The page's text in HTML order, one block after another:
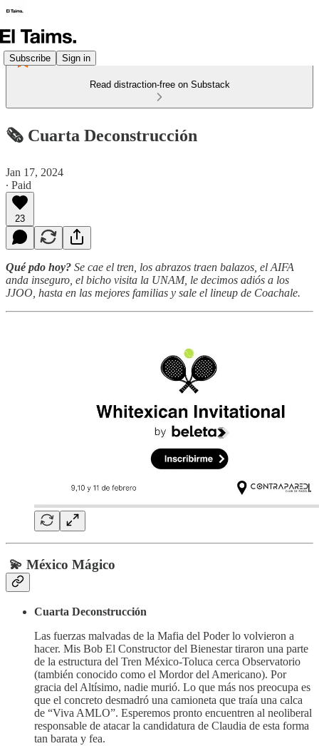
Subscribe Sign in
Read distraction-free on Substack
🗞️ Cuarta Deconstrucción
Jan 17, 2024
∙ Paid
23
Qué pdo hoy? Se cae el tren, los abrazos traen balazos, el AIFA
anda inseguro, el bicho visita la UNAM, le decimos adiós a los
JJOO, hasta en las mejores familias y sale el lineup de Coachale.
💫 México Mágico
Cuarta Deconstrucción
Las fuerzas malvadas de la Mafia del Poder lo volvieron a
hacer. Mis Bob El Constructor del Bienestar tiraron una parte
de la estructura del Tren México-Toluca cerca Observatorio
(también conocido como el Mordor del Americano). Por
gracia del Altísimo, nadie murió. Lo que más nos preocupa es
que el concreto desmadró una camioneta que traía una calca
de “Viva AMLO”. Esperemos pronto encuentren al neoliberal
responsable de atacar la candidatura de Claudia de esta forma
tan barata y fea.